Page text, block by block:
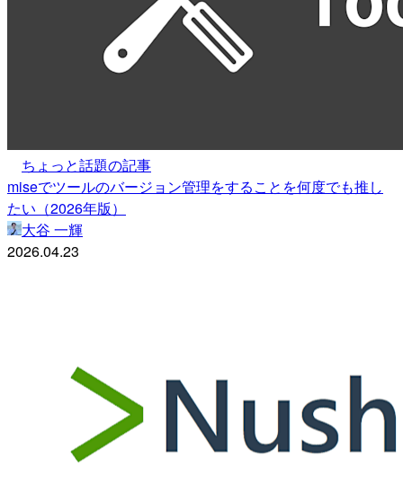
ちょっと話題の記事
miseでツールのバージョン管理をすることを何度でも推し
たい（2026年版）
大谷 一輝
2026.04.23